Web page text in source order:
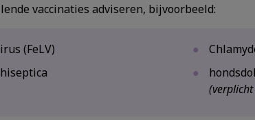
vaccinaties adviseren, bijvoorbeeld:
(FeLV)